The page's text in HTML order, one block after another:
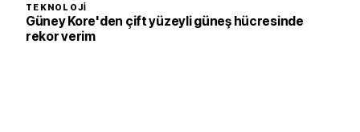
TEKNOLOJI
Güney Kore'den çift yüzeyli güneş hücresinde
rekor verim